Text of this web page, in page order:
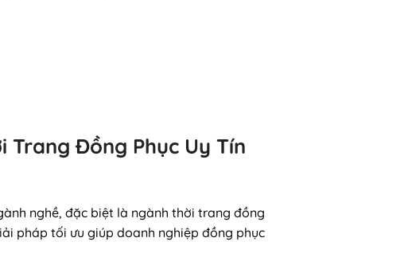
Trang Đồng Phục Uy Tín
nghề, đặc biệt là ngành thời trang đồng
pháp tối ưu giúp doanh nghiệp đồng phục